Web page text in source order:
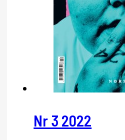
Nr 3 2022